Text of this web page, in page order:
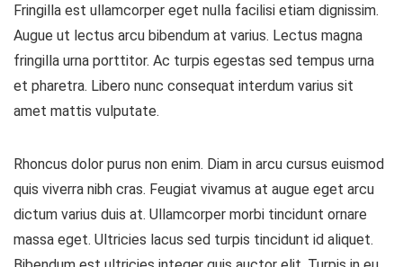
Fringilla est ullamcorper eget nulla facilisi etiam dignissim.
Augue ut lectus arcu bibendum at varius. Lectus magna
fringilla urna porttitor. Ac turpis egestas sed tempus urna
et pharetra. Libero nunc consequat interdum varius sit
amet mattis vulputate.
Rhoncus dolor purus non enim. Diam in arcu cursus euismod
quis viverra nibh cras. Feugiat vivamus at augue eget arcu
dictum varius duis at. Ullamcorper morbi tincidunt ornare
massa eget. Ultricies lacus sed turpis tincidunt id aliquet.